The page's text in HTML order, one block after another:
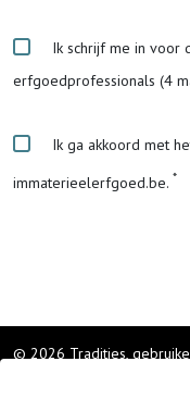
Ik schrijf me in voor
erfgoedprofessionals (4
Ik ga akkoord met
immaterieelerfgoed.be.
© 2026 Tradities,